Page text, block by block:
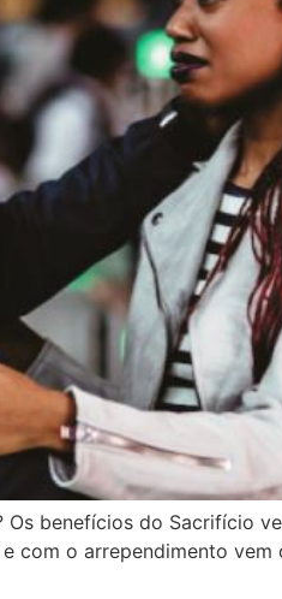
benefícios do Sacrifício
com o arrependimento